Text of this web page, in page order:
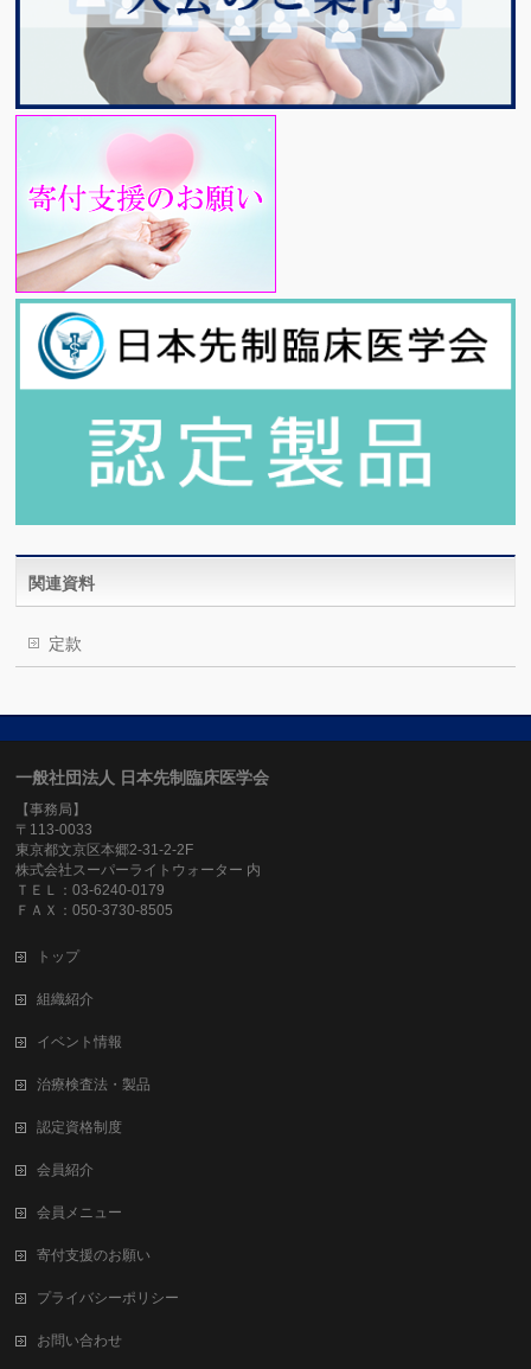
関連資料
定款
一般社団法人 日本先制臨床医学会
【事務局】
〒113-0033
東京都文京区本郷2-31-2-2F
株式会社スーパーライトウォーター 内
ＴＥＬ：03-6240-0179
ＦＡＸ：050-3730-8505
トップ
組織紹介
イベント情報
治療検査法・製品
認定資格制度
会員紹介
会員メニュー
寄付支援のお願い
プライバシーポリシー
お問い合わせ